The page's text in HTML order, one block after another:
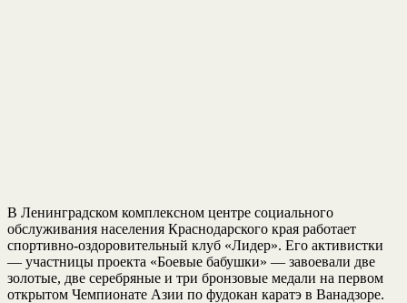
В Ленинградском комплексном центре социального
обслуживания населения Краснодарского края работает
спортивно-оздоровительный клуб «Лидер». Его активистки
— участницы проекта «Боевые бабушки» — завоевали две
золотые, две серебряные и три бронзовые медали на первом
открытом Чемпионате Азии по фудокан каратэ в Ванадзоре.